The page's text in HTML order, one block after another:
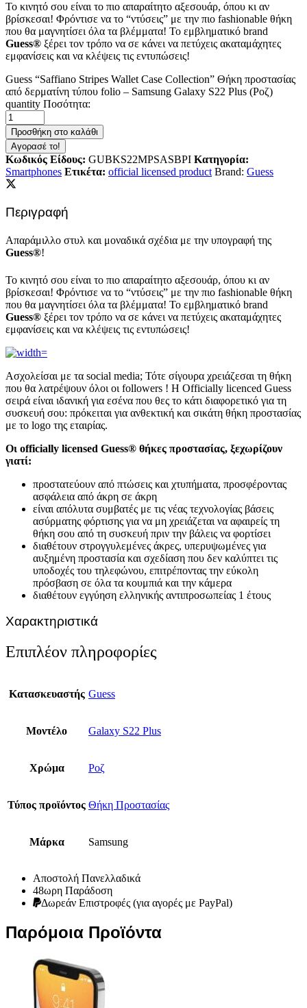
Το κινητό σου είναι το πιο απαραίτητο αξεσουάρ, όπου κι αν
βρίσκεσαι! Φρόντισε να το “ντύσεις” με την πιο fashionable θήκη
που θα μαγνητίσει όλα τα βλέμματα! Το εμβληματικό brand
Guess® ξέρει τον τρόπο να σε κάνει να πετύχεις ακαταμάχητες
εμφανίσεις και να κλέψεις τις εντυπώσεις!
Guess “Saffiano Stripes Wallet Case Collection” Θήκη προστασίας
από δερματίνη τύπου folio – Samsung Galaxy S22 Plus (Ροζ)
quantity Ποσότητα:
Προσθήκη στο καλάθι
Αγορασέ το!
Κωδικός Είδους: GUBKS22MPSASBPI Κατηγορία:
Smartphones Ετικέτα: official licensed product Brand: Guess
Περιγραφή
Απαράμιλλο στυλ και μοναδικά σχέδια με την υπογραφή της
Guess®!
Το κινητό σου είναι το πιο απαραίτητο αξεσουάρ, όπου κι αν
βρίσκεσαι! Φρόντισε να το “ντύσεις” με την πιο fashionable θήκη
που θα μαγνητίσει όλα τα βλέμματα! Το εμβληματικό brand
Guess® ξέρει τον τρόπο να σε κάνει να πετύχεις ακαταμάχητες
εμφανίσεις και να κλέψεις τις εντυπώσεις!
Ασχολείσαι με τα social media; Τότε σίγουρα χρειάζεσαι τη θήκη
που θα λατρέψουν όλοι οι followers ! Η Officially licenced Guess
σειρά είναι ιδανική για εσένα που θες το κάτι διαφορετικό για τη
συσκευή σου: πρόκειται για ανθεκτική και σικάτη θήκη προστασίας
με το logo της εταιρίας.
Οι officially licensed Guess® θήκες προστασίας, ξεχωρίζουν
γιατί:
προστατεύουν από πτώσεις και χτυπήματα, προσφέροντας
ασφάλεια από άκρη σε άκρη
είναι απόλυτα συμβατές με τις νέας τεχνολογίας βάσεις
ασύρματης φόρτισης για να μη χρειάζεται να αφαιρείς τη
θήκη σου από τη συσκευή πριν την βάλεις να φορτίσει
διαθέτουν στρογγυλεμένες άκρες, υπερυψωμένες για
αυξημένη προστασία και σχεδίαση που δεν καλύπτει τις
υποδοχές του τηλεφώνου, επιτρέποντας την εύκολη
πρόσβαση σε όλα τα κουμπιά και την κάμερα
διαθέτουν εγγύηση ελληνικής αντιπροσωπείας 1 έτους
Χαρακτηριστικά
Επιπλέον πληροφορίες
Κατασκευαστής Guess
Μοντέλο Galaxy S22 Plus
Χρώμα Ροζ
Τύπος προϊόντος Θήκη Προστασίας
Μάρκα Samsung
Αποστολή Πανελλαδικά
48ωρη Παράδοση
Δωρεάν Eπιστροφές (για αγορές με PayPal)
Παρόμοια Προϊόντα